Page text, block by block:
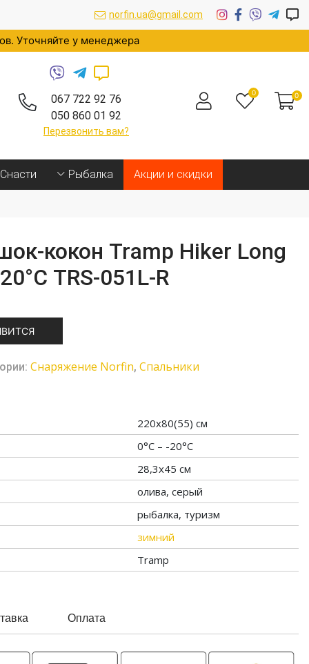
norfin.ua@gmail.com
Уточняйте у менеджера
067 722 92 76
050 860 01 92
Перезвонить вам?
0 0
Cнасти Рыбалка Акции и скидки
кокон Tramp Hiker Long
TRS-051L-R
Снаряжение Norfin, Спальники
220х80(55) см
0°С – -20°С
28,3х45 см
олива, серый
рыбалка, туризм
зимний
Tramp
Оплата